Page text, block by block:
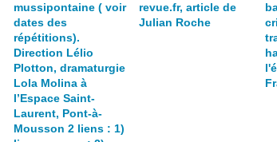
mussipontaine ( voir
dates des
répétitions).
Direction Lélio
Plotton, dramaturgie
Lola Molina à
l’Espace Saint-
Laurent, Pont-à-
Mousson 2 liens : 1)
revue.fr, article de
Julian Roche